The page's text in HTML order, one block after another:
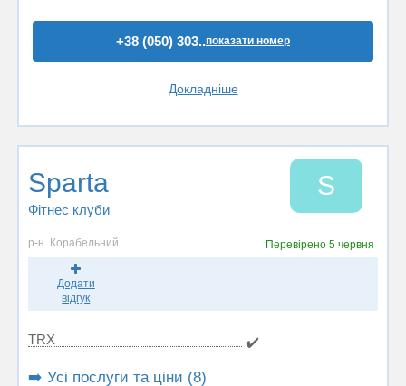
+38 (050) 303..показати номер
Докладніше
Sparta
Фітнес клуби
S
р-н. Корабельний Перевірено 5 червня
Додати
відгук
TRX ✔️
➡️ Усі послуги та ціни (8)